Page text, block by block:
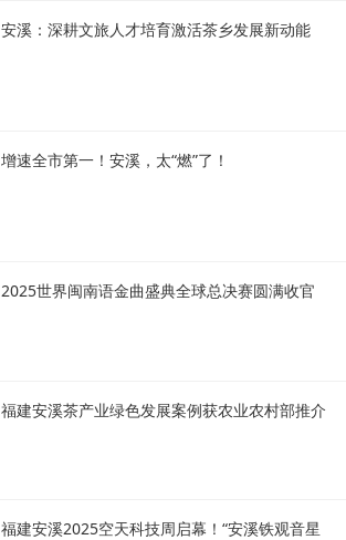
安溪：深耕文旅人才培育激活茶乡发展新动能
增速全市第一！安溪，太“燃”了！
2025世界闽南语金曲盛典全球总决赛圆满收官
福建安溪茶产业绿色发展案例获农业农村部推介
福建安溪2025空天科技周启幕！“安溪铁观音星